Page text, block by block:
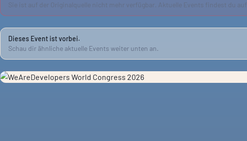
Sie ist auf der Originalquelle nicht mehr verfügbar. Aktuelle Events findest du auf
Dieses Event ist vorbei.
Schau dir ähnliche aktuelle Events weiter unten an.